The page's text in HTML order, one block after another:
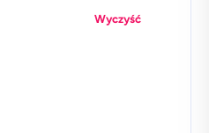
Wyczyść